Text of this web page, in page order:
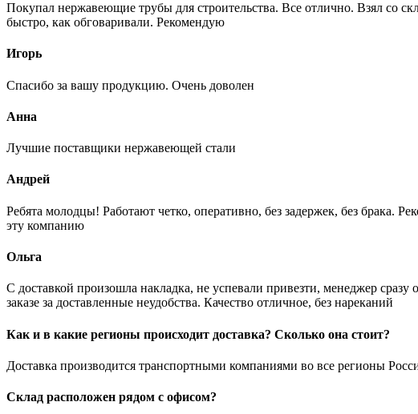
Покупал нержавеющие трубы для строительства. Все отлично. Взял со
быстро, как обговаривали. Рекомендую
Игорь
Спасибо за вашу продукцию. Очень доволен
Анна
Лучшие поставщики нержавеющей стали
Андрей
Ребята молодцы! Работают четко, оперативно, без задержек, без
эту компанию
Ольга
С доставкой произошла накладка, не успевали привезти, менеджер
заказе за доставленные неудобства. Качество отличное, без нареканий
Как и в какие регионы происходит доставка? Сколько она стоит?
Доставка производится транспортными компаниями во все регионы
Склад расположен рядом с офисом?